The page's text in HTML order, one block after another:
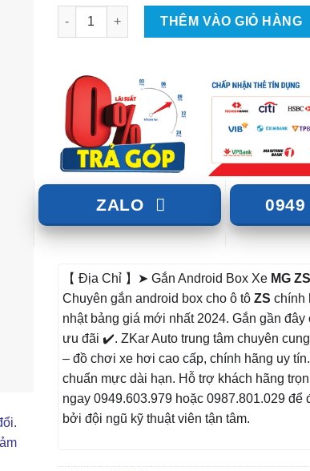
Lắp Android Box Cho Xe MG ZS Tại TpHCM
THÊM VÀO GIỎ HÀNG
ZALO 0949
【 Địa Chỉ 】➤ Gắn Android Box Xe MG ZS
Chuyên gắn android box cho ô tô ZS chính
nhật bảng giá mới nhất 2024. Gắn gần đây
ưu đãi ✔️. ZKar Auto trung tâm chuyên
– đồ chơi xe hơi cao cấp, chính hãng uy
chuẩn mực dài hạn. Hỗ trợ khách hãng
ngay 0949.603.979 hoặc 0987.801.029 để
bởi đội ngũ kỹ thuật viên tận tâm.